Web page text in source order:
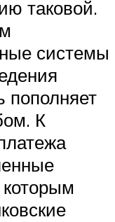
таковой.
системы
пополняет
К